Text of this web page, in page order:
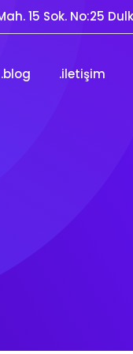
15 Sok. No:25
.blog .iletişim